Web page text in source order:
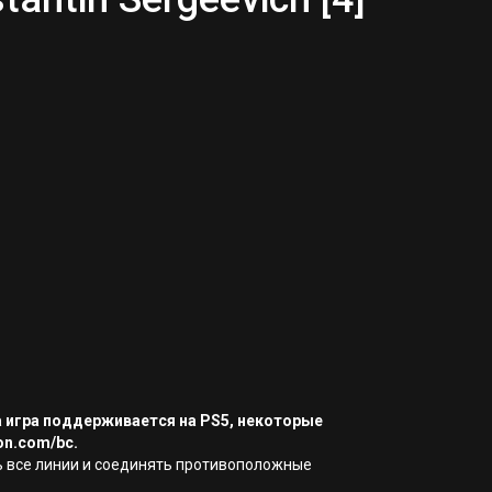
поддерживается на PS5, некоторые
bc.
линии и соединять противоположные